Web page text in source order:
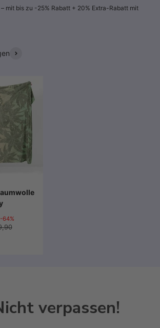
mit bis zu -25% Rabatt + 20% Extra-Rabatt mit
-64%
verpassen!